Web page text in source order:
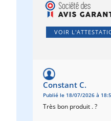
VOIR
Constant C.
Publié le 18/07/2026 à
Très bon produit . ?